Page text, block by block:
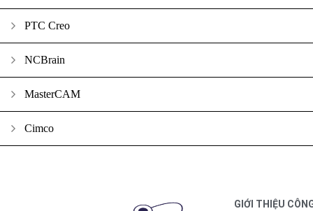
PTC Creo
NCBrain
MasterCAM
Cimco
GIỚI THIỆU